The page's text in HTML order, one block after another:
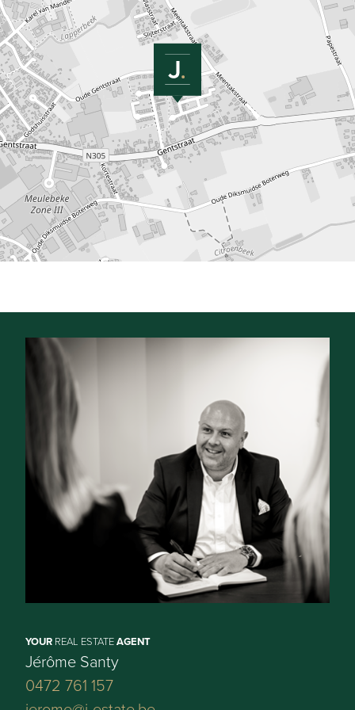
Referentie:
BV/TK/0603
Vraagprijs:
€ 271.090
Type:
Pastorie
Beschikbaar vanaf:
Bij akte
Ligging:
Perceeloppervlakte:
Perceelbreedte:
Perceeldiepte:
29,48 m
Bebouwde opp.:
Type constructie:
Traditioneel
YOUR REAL ESTATEAGENT
Jérôme Santy
0472 761 157